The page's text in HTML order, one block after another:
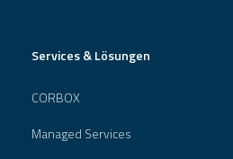
Services & Lösungen
CORBOX
Managed Services